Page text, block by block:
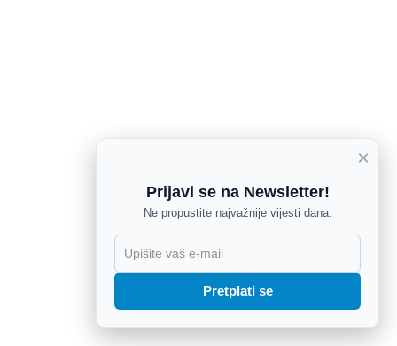
×
Prijavi se na Newsletter!
Ne propustite najvažnije vijesti dana.
Pretplati se